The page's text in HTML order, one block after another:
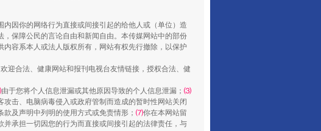
还老百姓一个明白家底
因你的网络行为直接或间接引起的给他人或（单位）造
保障公民的言论自由和新闻自由。本传媒网站中的部份
容系本人或法人版权所有，网站有权先行撤除，以保护
迎合法、健康网站和报刊电视台友情链接，授权合法、健
由于您将个人信息泄漏或其他原因导致的个人信息泄漏； ⑶
攻击、电脑病毒侵入或政府管制而造成的暂时性网站关闭
款及声明中列明的使用方式或免责情形； ⑺你在本网站留
承担一切因您的行为而直接或间接引起的法律责任，与